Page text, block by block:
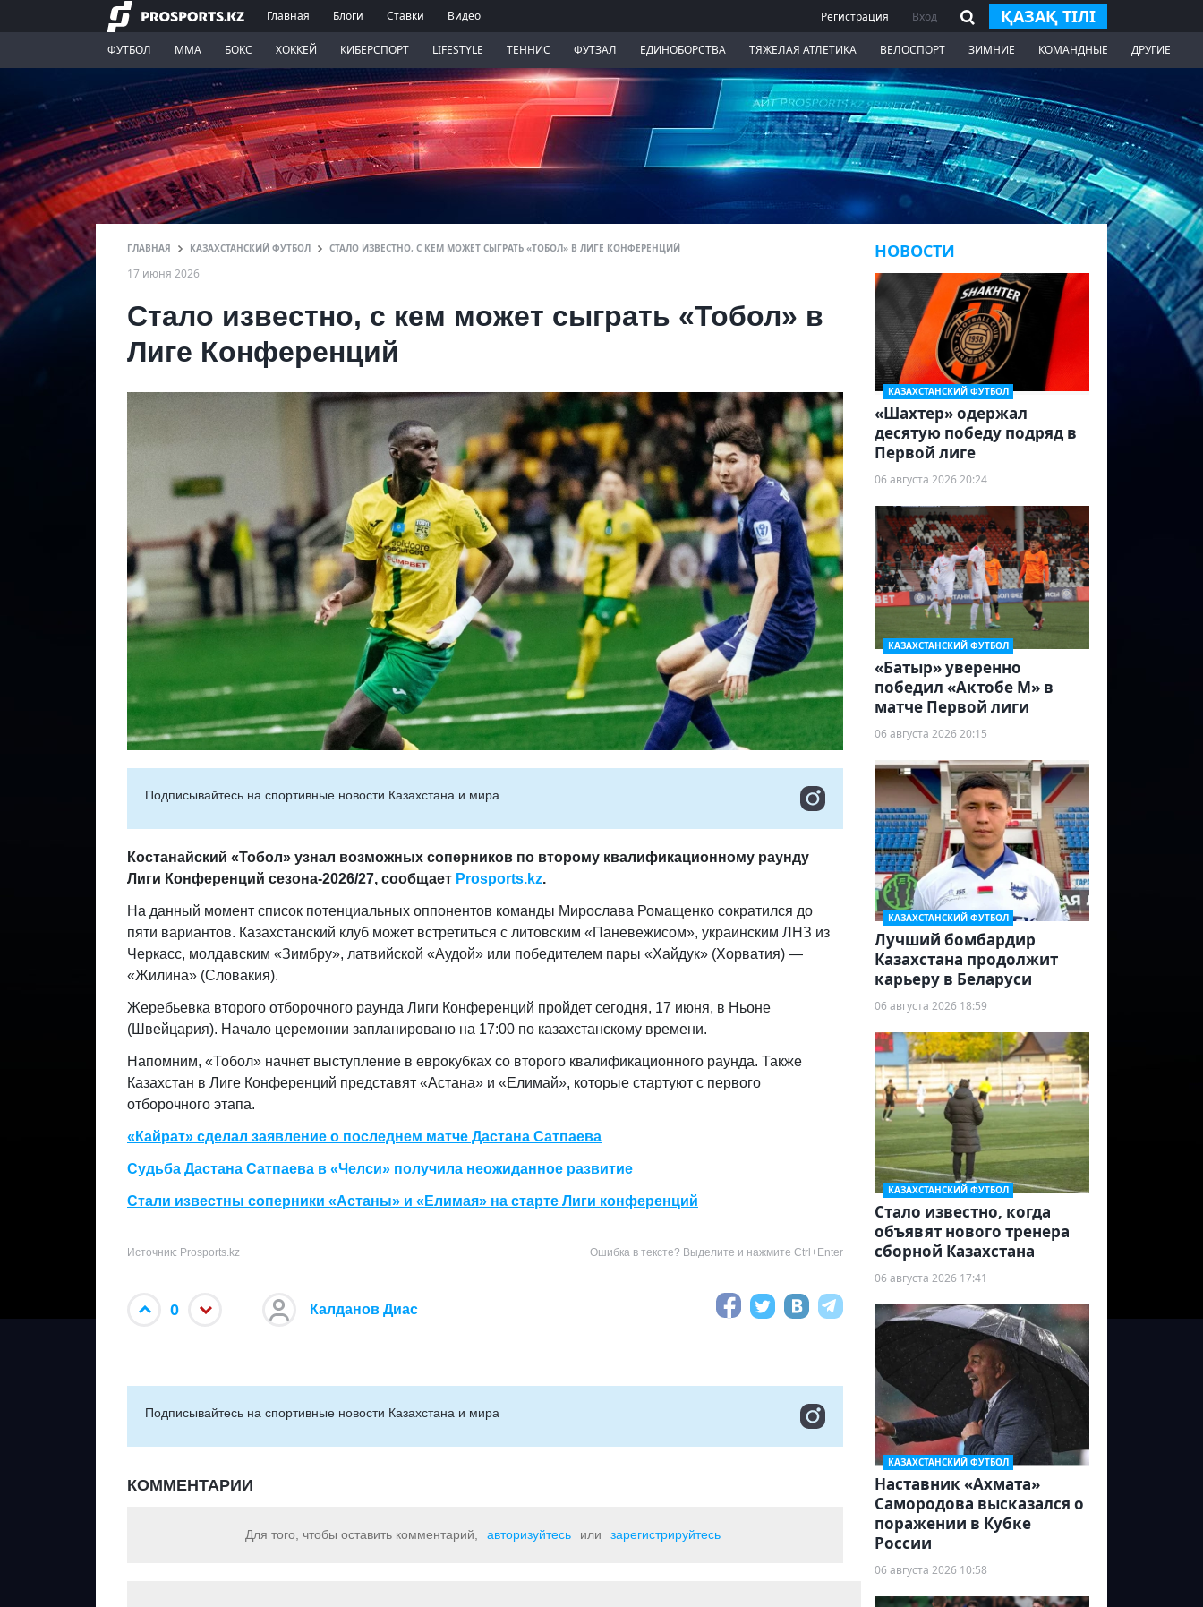
Главная Блоги Ставки Видео Регистрация Вход ҚАЗАҚ ТІЛІ
ФУТБОЛ ММА БОКС ХОККЕЙ КИБЕРСПОРТ LIFESTYLE ТЕННИС ФУТЗАЛ ЕДИНОБОРСТВА ТЯЖЕЛАЯ АТЛЕТИКА ВЕЛОСПОРТ ЗИМНИЕ КОМАНДНЫЕ ДРУГИЕ
ГЛАВНАЯ КАЗАХСТАНСКИЙ ФУТБОЛ СТАЛО ИЗВЕСТНО, С КЕМ МОЖЕТ СЫГРАТЬ «ТОБОЛ» В ЛИГЕ КОНФЕРЕНЦИЙ
17 июня 2026
Стало известно, с кем может сыграть «Тобол» в
Лиге Конференций
Подписывайтесь на cпортивные новости Казахстана и мира
Костанайский «Тобол» узнал возможных соперников по второму квалификационному раунду
Лиги Конференций сезона-2026/27, сообщает Prosports.kz.
На данный момент список потенциальных оппонентов команды Мирослава Ромащенко сократился до
пяти вариантов. Казахстанский клуб может встретиться с литовским «Паневежисом», украинским ЛНЗ из
Черкасс, молдавским «Зимбру», латвийской «Аудой» или победителем пары «Хайдук» (Хорватия) —
«Жилина» (Словакия).
Жеребьевка второго отборочного раунда Лиги Конференций пройдет сегодня, 17 июня, в Ньоне
(Швейцария). Начало церемонии запланировано на 17:00 по казахстанскому времени.
Напомним, «Тобол» начнет выступление в еврокубках со второго квалификационного раунда. Также
Казахстан в Лиге Конференций представят «Астана» и «Елимай», которые стартуют с первого
отборочного этапа.
«Кайрат» сделал заявление о последнем матче Дастана Сатпаева
Судьба Дастана Сатпаева в «Челси» получила неожиданное развитие
Стали известны соперники «Астаны» и «Елимая» на старте Лиги конференций
Источник: Prosports.kz Ошибка в тексте? Выделите и нажмите Ctrl+Enter
0 Калданов Диас
Подписывайтесь на cпортивные новости Казахстана и мира
КОММЕНТАРИИ
Для того, чтобы оставить комментарий, авторизуйтесь или зарегистрируйтесь
НОВОСТИ
КАЗАХСТАНСКИЙ ФУТБОЛ
«Шахтер» одержал
десятую победу подряд в
Первой лиге
06 августа 2026 20:24
КАЗАХСТАНСКИЙ ФУТБОЛ
«Батыр» уверенно
победил «Актобе М» в
матче Первой лиги
06 августа 2026 20:15
КАЗАХСТАНСКИЙ ФУТБОЛ
Лучший бомбардир
Казахстана продолжит
карьеру в Беларуси
06 августа 2026 18:59
КАЗАХСТАНСКИЙ ФУТБОЛ
Стало известно, когда
объявят нового тренера
сборной Казахстана
06 августа 2026 17:41
КАЗАХСТАНСКИЙ ФУТБОЛ
Наставник «Ахмата»
Самородова высказался о
поражении в Кубке
России
06 августа 2026 10:58